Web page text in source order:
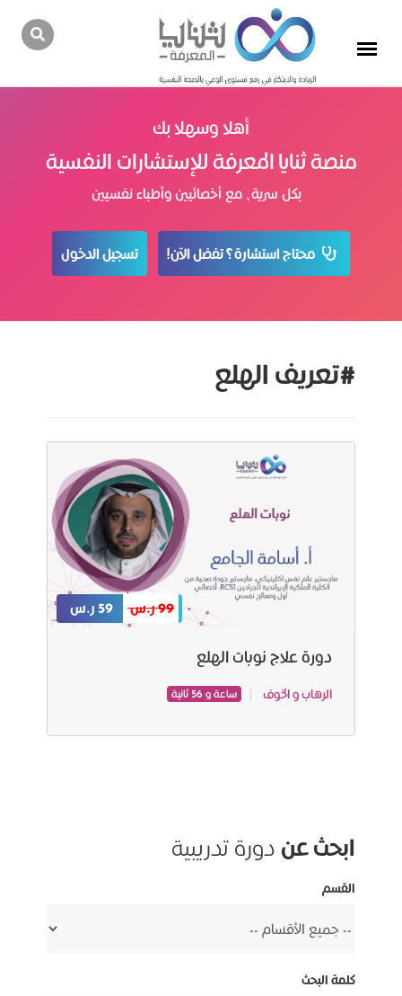
أهلا وسهلا بك
منصة ثنايا المعرفة للإستشارات النفسية
بكل سرية، مع أخصائيين وأطباء نفسيين
محتاج استشارة؟ تفضل الآن! تسجيل الدخول
#تعريف الهلع
99 ر.س 59 ر.س
دورة علاج نوبات الهلع
الرهاب و الخوف ساعة و 56 ثانية
ابحث عن دورة تدريبية
القسم
كلمة البحث